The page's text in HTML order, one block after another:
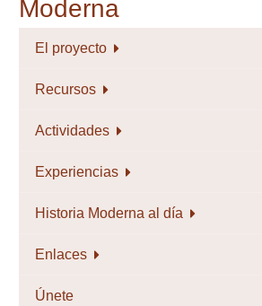
El proyecto
Recursos
Actividades
Experiencias
Historia Moderna al día
Enlaces
Únete